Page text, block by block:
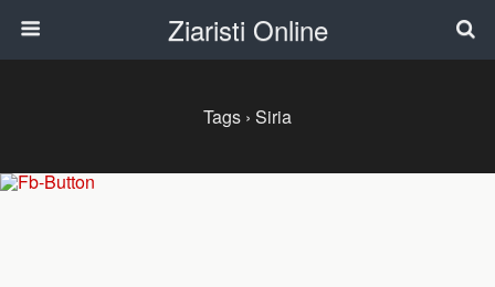
Ziaristi Online
Tags › Siria